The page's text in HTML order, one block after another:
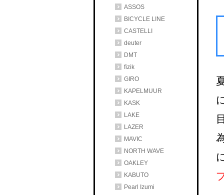
ASSOS
BICYCLE LINE
CASTELLI
deuter
DMT
fizik
GIRO
KAPELMUUR
KASK
LAKE
LAZER
MAVIC
NORTH WAVE
OAKLEY
KABUTO
Pearl Izumi